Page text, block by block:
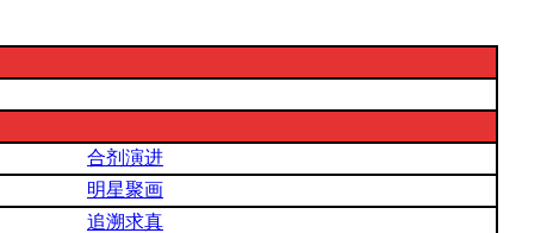
合剂演进
明星聚画
追溯求真